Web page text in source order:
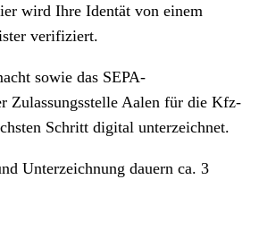
wird Ihre Identät von einem
verifiziert.
sowie das SEPA-
Zulassungsstelle Aalen für die Kfz-
Schritt digital unterzeichnet.
Unterzeichnung dauern ca. 3